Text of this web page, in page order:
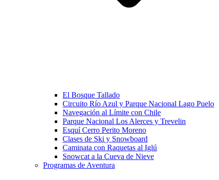
El Bosque Tallado
Circuito Río Azul y Parque Nacional Lago Puelo
Navegación al Límite con Chile
Parque Nacional Los Alerces y Trevelin
Esquí Cerro Perito Moreno
Clases de Ski y Snowboard
Caminata con Raquetas al Iglú
Snowcat a la Cueva de Nieve
Programas de Aventura